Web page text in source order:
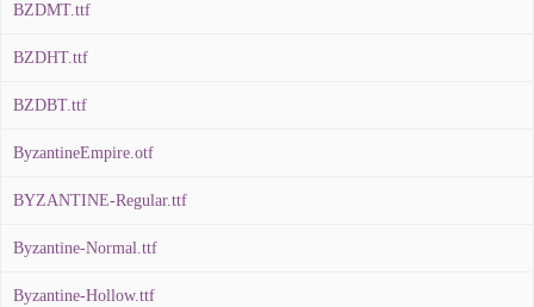
BZDMT.ttf
BZDHT.ttf
BZDBT.ttf
ByzantineEmpire.otf
BYZANTINE-Regular.ttf
Byzantine-Normal.ttf
Byzantine-Hollow.ttf